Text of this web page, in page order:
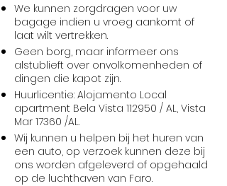
We kunnen zorgdragen voor uw
bagage indien u vroeg aankomt of
laat wilt vertrekken.
Geen borg, maar informeer ons
alstublieft over onvolkomenheden of
dingen die kapot zijn.
Huurlicentie: Alojamento Local
apartment Bela Vista 112950 / AL, Vista
Mar 17360 /AL.
Wij kunnen u helpen bij het huren van
een auto, op verzoek kunnen deze bij
ons worden afgeleverd of opgehaald
op de luchthaven van Faro.